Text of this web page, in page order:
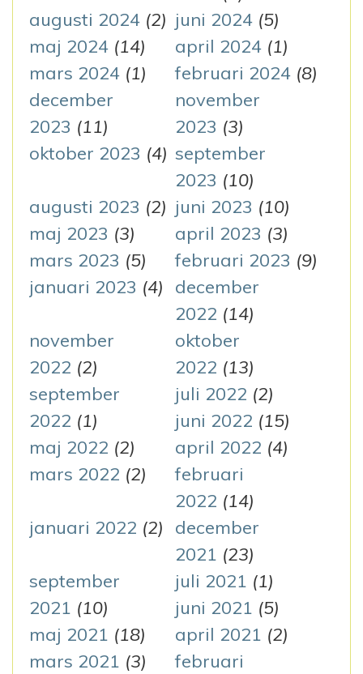
augusti 2024 (2) juni 2024 (5)
maj 2024 (14) april 2024 (1)
mars 2024 (1) februari 2024 (8)
december
2023 (11)
november
2023 (3)
oktober 2023 (4) september
2023 (10)
augusti 2023 (2) juni 2023 (10)
maj 2023 (3) april 2023 (3)
mars 2023 (5) februari 2023 (9)
januari 2023 (4)
december
2022 (14)
november
2022 (2)
oktober
2022 (13)
september
2022 (1)
juli 2022 (2)
juni 2022 (15)
maj 2022 (2) april 2022 (4)
mars 2022 (2)
februari
2022 (14)
januari 2022 (2)
december
2021 (23)
september
2021 (10)
juli 2021 (1)
juni 2021 (5)
maj 2021 (18) april 2021 (2)
mars 2021 (3)
februari